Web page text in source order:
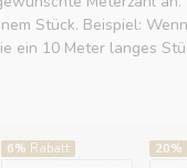
Stück. Beispiel:
ein 10 Meter langes
6% Rabatt 20%